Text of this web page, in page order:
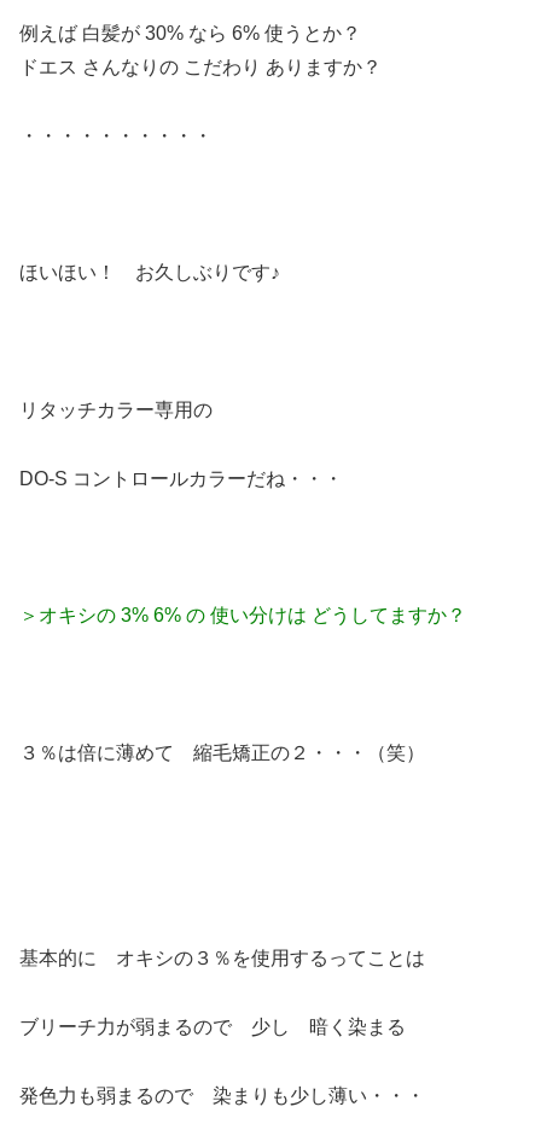
例えば 白髪が 30% なら 6% 使うとか？
ドエス さんなりの こだわり ありますか？
・・・・・・・・・・
ほいほい！ お久しぶりです♪
リタッチカラー専用の
DO-S コントロールカラーだね・・・
＞オキシの 3% 6% の 使い分けは どうしてますか？
３％は倍に薄めて 縮毛矯正の２・・・（笑）
基本的に オキシの３％を使用するってことは
ブリーチ力が弱まるので 少し 暗く染まる
発色力も弱まるので 染まりも少し薄い・・・